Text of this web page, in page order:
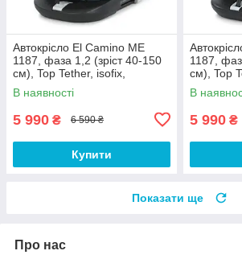
Автокрісло El Camino ME
1187, фаза 1,2 (зріст 40-150
см), Top Tether, isofix,
поворот 360, сірий
В наявності
5 990 ₴ 6 590 ₴
Купити
1187,
см), Top
поворот
В
5 990 ₴
Показати ще
Про нас